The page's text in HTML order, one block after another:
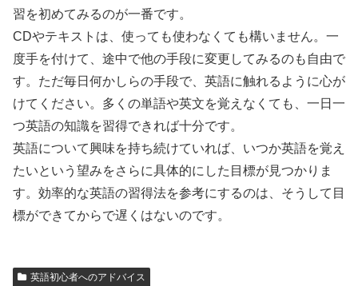
習を初めてみるのが一番です。
CDやテキストは、使っても使わなくても構いません。一
度手を付けて、途中で他の手段に変更してみるのも自由で
す。ただ毎日何かしらの手段で、英語に触れるように心が
けてください。多くの単語や英文を覚えなくても、一日一
つ英語の知識を習得できれば十分です。
英語について興味を持ち続けていれば、いつか英語を覚え
たいという望みをさらに具体的にした目標が見つかりま
す。効率的な英語の習得法を参考にするのは、そうして目
標ができてからで遅くはないのです。
英語初心者へのアドバイス